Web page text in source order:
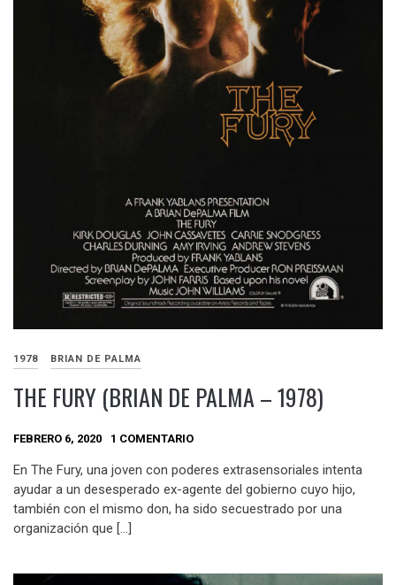
1978 BRIAN DE PALMA
THE FURY (BRIAN DE PALMA – 1978)
FEBRERO 6, 2020 1 COMENTARIO
En The Fury, una joven con poderes extrasensoriales intenta
ayudar a un desesperado ex-agente del gobierno cuyo hijo,
también con el mismo don, ha sido secuestrado por una
organización que […]